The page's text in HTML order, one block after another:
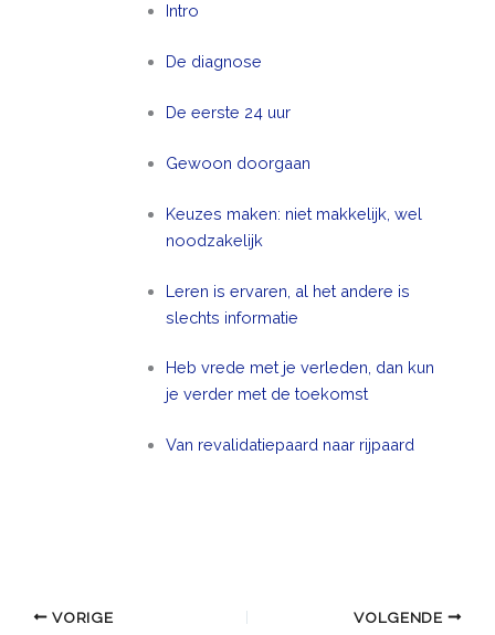
Intro
De diagnose
De eerste 24 uur
Gewoon doorgaan
Keuzes maken: niet makkelijk, wel
noodzakelijk
Leren is ervaren, al het andere is
slechts informatie
Heb vrede met je verleden, dan kun
je verder met de toekomst
Van revalidatiepaard naar rijpaard
VORIGE VOLGENDE